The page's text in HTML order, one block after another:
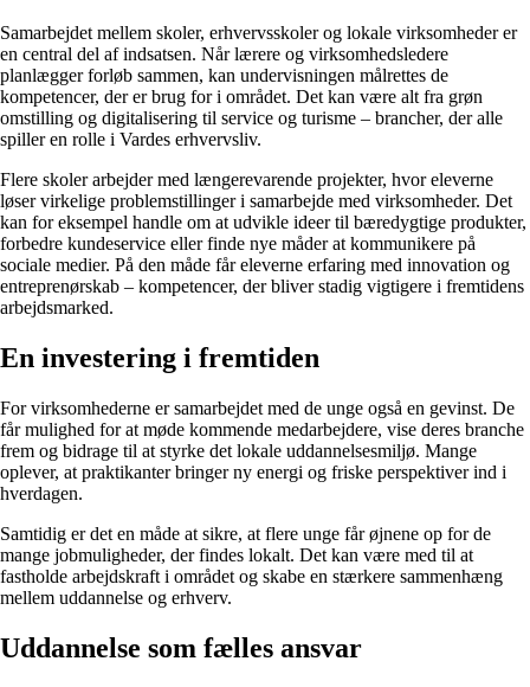
Samarbejdet mellem skoler, erhvervsskoler og lokale virksomheder er
en central del af indsatsen. Når lærere og virksomhedsledere
planlægger forløb sammen, kan undervisningen målrettes de
kompetencer, der er brug for i området. Det kan være alt fra grøn
omstilling og digitalisering til service og turisme – brancher, der alle
spiller en rolle i Vardes erhvervsliv.
Flere skoler arbejder med længerevarende projekter, hvor eleverne
løser virkelige problemstillinger i samarbejde med virksomheder. Det
kan for eksempel handle om at udvikle ideer til bæredygtige produkter,
forbedre kundeservice eller finde nye måder at kommunikere på
sociale medier. På den måde får eleverne erfaring med innovation og
entreprenørskab – kompetencer, der bliver stadig vigtigere i fremtidens
arbejdsmarked.
En investering i fremtiden
For virksomhederne er samarbejdet med de unge også en gevinst. De
får mulighed for at møde kommende medarbejdere, vise deres branche
frem og bidrage til at styrke det lokale uddannelsesmiljø. Mange
oplever, at praktikanter bringer ny energi og friske perspektiver ind i
hverdagen.
Samtidig er det en måde at sikre, at flere unge får øjnene op for de
mange jobmuligheder, der findes lokalt. Det kan være med til at
fastholde arbejdskraft i området og skabe en stærkere sammenhæng
mellem uddannelse og erhverv.
Uddannelse som fælles ansvar